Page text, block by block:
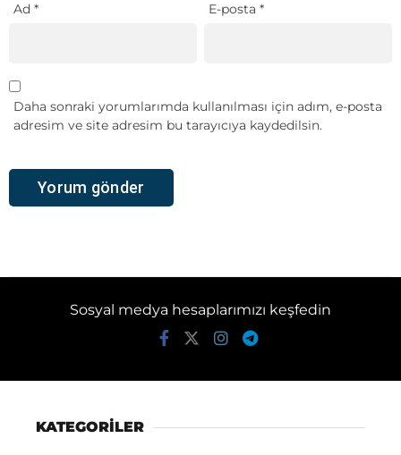
Ad * E-posta*
Daha sonraki yorumlarımda kullanılması için adım, e-posta
adresim ve site adresim bu tarayıcıya kaydedilsin.
Sosyal medya hesaplarımızı keşfedin
KATEGORİLER